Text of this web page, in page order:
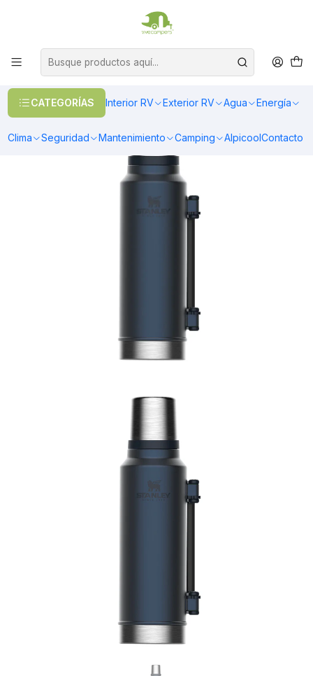
CATEGORÍAS Interior RV Exterior RV Agua Energía
Clima Seguridad Mantenimiento Camping AlpicoolContacto
OFERTAS EN CALEFACCIÓN DIESEL
TERMO STANLEY CLASSIC | 1.4 LT AZUL ACERO